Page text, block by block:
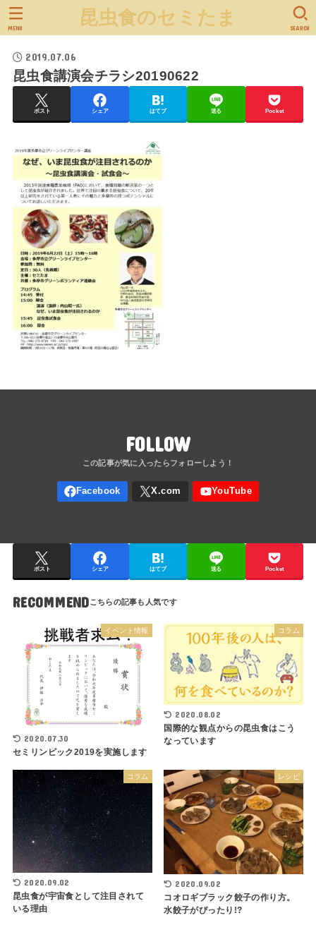
昆虫食のセミたま SEARCH
MENU
2019.07.06
昆虫食講演会チラシ20190622
ポスト シェア はてブ 送る Pocket
FOLLOW
ポスト シェア はてブ 送る Pocket
RECOMMEND
イベント情報
2020.07.30
セミリンピック2019を実施します
コラム
2020.08.02
国際的な観点からの昆虫食はこう
なっています
コラム
2020.09.02
昆虫食が宇宙食として注目されて
いる理由
レシピ
2020.09.02
コオロギブラック餃子の作り方。
水餃子がぴったり!?